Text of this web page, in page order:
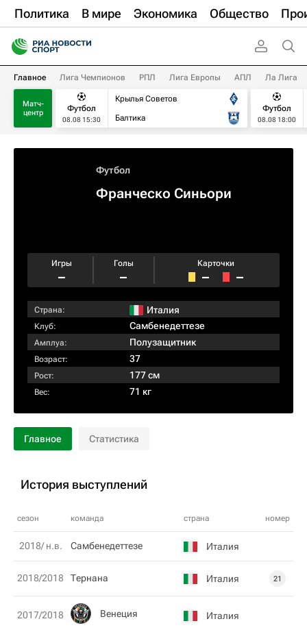
Политика В мире Экономика Общество
Главное Лига Чемпионов РПЛ Лига Европы АПЛ Ла Лига
Матч-
центр
Футбол
08.08 15:30
Крылья Советов
Балтика
Футбол
08.08 18:00
Футбол
Франческо Синьори
Игры
–
Голы
–
Карточки
– –
Страна: Италия
Клуб: Самбенедеттезе
Амплуа: Полузащитник
Возраст: 37
Рост: 177 см
Вес: 71 кг
Главное Статистика
История выступлений
сезон команда страна номер
2018/ н.в. Самбенедеттезе Италия
2018/2018 Тернана Италия 21
2017/2018 Венеция Италия